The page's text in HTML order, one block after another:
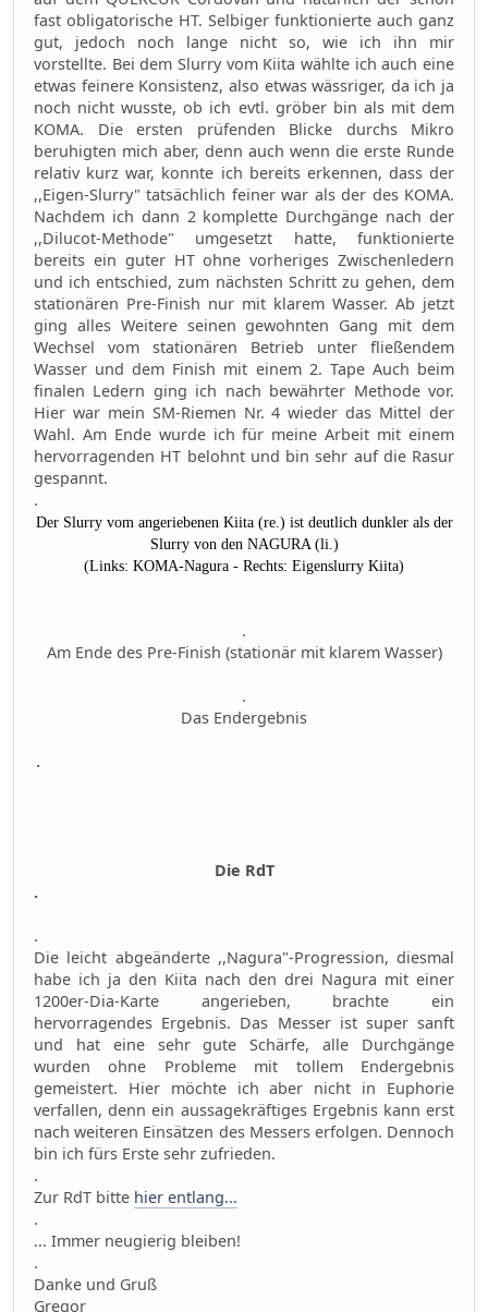
fast obligatorische HT. Selbiger funktionierte auch ganz
gut, jedoch noch lange nicht so, wie ich ihn mir
vorstellte. Bei dem Slurry vom Kiita wählte ich auch eine
etwas feinere Konsistenz, also etwas wässriger, da ich ja
noch nicht wusste, ob ich evtl. gröber bin als mit dem
KOMA. Die ersten prüfenden Blicke durchs Mikro
beruhigten mich aber, denn auch wenn die erste Runde
relativ kurz war, konnte ich bereits erkennen, dass der
,,Eigen-Slurry" tatsächlich feiner war als der des KOMA.
Nachdem ich dann 2 komplette Durchgänge nach der
,,Dilucot-Methode" umgesetzt hatte, funktionierte
bereits ein guter HT ohne vorheriges Zwischenledern
und ich entschied, zum nächsten Schritt zu gehen, dem
stationären Pre-Finish nur mit klarem Wasser. Ab jetzt
ging alles Weitere seinen gewohnten Gang mit dem
Wechsel vom stationären Betrieb unter fließendem
Wasser und dem Finish mit einem 2. Tape Auch beim
finalen Ledern ging ich nach bewährter Methode vor.
Hier war mein SM-Riemen Nr. 4 wieder das Mittel der
Wahl. Am Ende wurde ich für meine Arbeit mit einem
hervorragenden HT belohnt und bin sehr auf die Rasur
gespannt.
.
Der Slurry vom angeriebenen Kiita (re.) ist deutlich dunkler als der
Slurry von den NAGURA (li.)
(Links: KOMA-Nagura - Rechts: Eigenslurry Kiita)
.
Am Ende des Pre-Finish (stationär mit klarem Wasser)
.
Das Endergebnis
.
Die RdT
.
.
Die leicht abgeänderte ,,Nagura"-Progression, diesmal
habe ich ja den Kiita nach den drei Nagura mit einer
1200er-Dia-Karte angerieben, brachte ein
hervorragendes Ergebnis. Das Messer ist super sanft
und hat eine sehr gute Schärfe, alle Durchgänge
wurden ohne Probleme mit tollem Endergebnis
gemeistert. Hier möchte ich aber nicht in Euphorie
verfallen, denn ein aussagekräftiges Ergebnis kann erst
nach weiteren Einsätzen des Messers erfolgen. Dennoch
bin ich fürs Erste sehr zufrieden.
.
Zur RdT bitte hier entlang...
.
... Immer neugierig bleiben!
.
Danke und Gruß
Gregor